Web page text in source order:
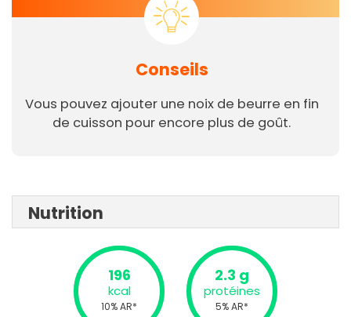
Conseils
Vous pouvez ajouter une noix de beurre en fin
de cuisson pour encore plus de goût.
Nutrition
196
kcal
10% AR*
2.3 g
protéines
5% AR*